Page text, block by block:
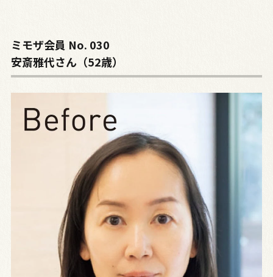
ミモザ会員 No. 030
安斎雅代さん（52歳）